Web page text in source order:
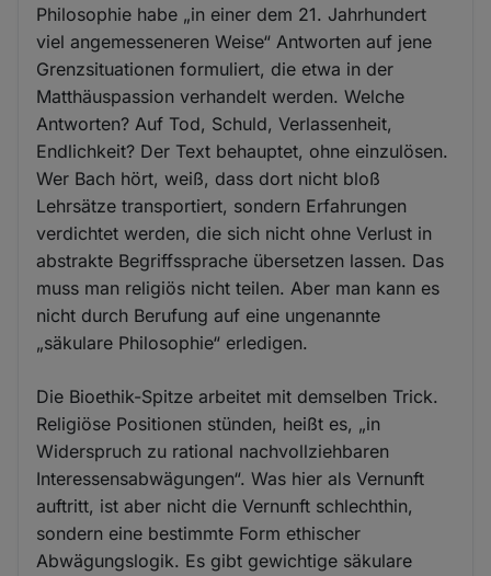
Philosophie habe „in einer dem 21. Jahrhundert
viel angemesseneren Weise“ Antworten auf jene
Grenzsituationen formuliert, die etwa in der
Matthäuspassion verhandelt werden. Welche
Antworten? Auf Tod, Schuld, Verlassenheit,
Endlichkeit? Der Text behauptet, ohne einzulösen.
Wer Bach hört, weiß, dass dort nicht bloß
Lehrsätze transportiert, sondern Erfahrungen
verdichtet werden, die sich nicht ohne Verlust in
abstrakte Begriffssprache übersetzen lassen. Das
muss man religiös nicht teilen. Aber man kann es
nicht durch Berufung auf eine ungenannte
„säkulare Philosophie“ erledigen.
Die Bioethik-Spitze arbeitet mit demselben Trick.
Religiöse Positionen stünden, heißt es, „in
Widerspruch zu rational nachvollziehbaren
Interessensabwägungen“. Was hier als Vernunft
auftritt, ist aber nicht die Vernunft schlechthin,
sondern eine bestimmte Form ethischer
Abwägungslogik. Es gibt gewichtige säkulare